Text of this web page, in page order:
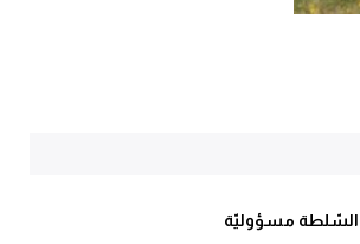
السّلطة مسؤوليّة